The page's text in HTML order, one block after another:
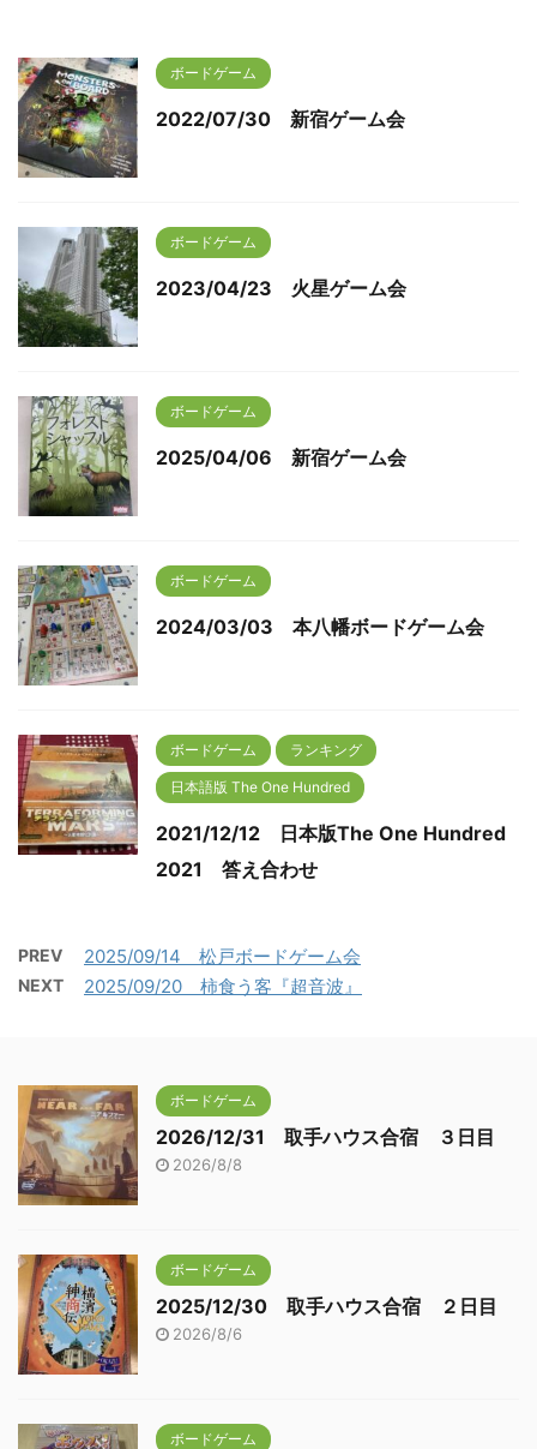
ボードゲーム
2022/07/30 新宿ゲーム会
ボードゲーム
2023/04/23 火星ゲーム会
ボードゲーム
2025/04/06 新宿ゲーム会
ボードゲーム
2024/03/03 本八幡ボードゲーム会
ボードゲーム ランキング
日本語版 The One Hundred
2021/12/12 日本版The One Hundred
2021 答え合わせ
PREV 2025/09/14 松戸ボードゲーム会
NEXT 2025/09/20 柿食う客『超音波』
ボードゲーム
2026/12/31 取手ハウス合宿 ３日目
2026/8/8
ボードゲーム
2025/12/30 取手ハウス合宿 ２日目
2026/8/6
ボードゲーム